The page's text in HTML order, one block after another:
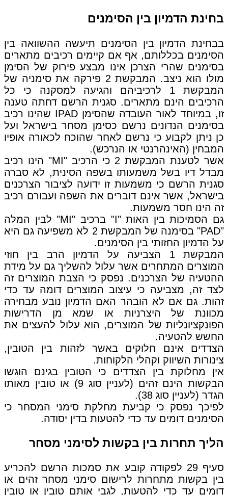
בחינת הדמיון בין הסימנים
בבחינת הדמיון בין הסימנים תיעשה ההשוואה בין
הסימנים בכללותם, אף אם קיימים רכיבים מתארים
בסימנים שהרי הצרכן אינו מבצע פירוק של הסימן
מולו הוא ניצב. המבקשת 2 פירקה את סימניה של
המבקשת 1 לרכיביהם והגיעה למסקנה כי כל
הרכיבים הינם מתארים. סגנית הרשם דחתה טענה
זו, במיוחד לאור העובדה שהסימן IPAD שהינו רכיב
בסימנים הנדונים נרשם כסימן מסחר בישראל ועל
כן ניתן לקבוע כי נרשם לאחר שהוכח לכאורה אופיו
המבחין (האינהרנטי או הנרכש).
אשר לטענת המבקשת 2 כי הרכיב "MI" הינו רכיב
מבדל דיו בשל משמעותו בשפה הסינית, לא סברה
סגנית הרשם כי משמעות זו ידועה לציבור הצרכנים
בישראל, אשר אינם דוברים את השפה ועבורם רכיב
זה הינו חסר משמעות.
גם הסמיכות בין האות "I" ברכיב "MI" לבין המלה
"PAD" בסימנה של המבקשת 2 לא משפיעה גם היא
על הדמיון החזותי בין הסימנים.
המבקשת 1 הצביעה על הדמיון הרב בין חוזי
המוצרים המתחרים אשר עלול להשליך גם על מידת
ההטעיה של הצרכנים. נפסק כי הצבת המוצרים זה
לצד זה, מצביעה כי עיצוב המוצרים דומה עד כדי
זהות. גם אם לא הובהר האם הדמיון נובע מבחירה
מכוונת של היצרניות או שמא מן הדרישות
הפונקציונליות של המוצרים, הוא עלול להעצים את
החשש להטעיה.
הצדדים אינם חלוקים באשר לזהות בין הטובין,
צינורות השיווק וקהלי הלקוחות.
אין מחלוקת בין הצדדים כי הטובין בגינם הוגשו
הבקשות הינם זהים (לעניין סוג 9) או טובין מאותו
הגדר (לעניין סוג 38).
לפיכך נפסק כי קביעת מחלקת סימני המסחר כי
הסימנים דומים עד כדי להטעות בדין יסודה.
הליך תחרות בין בקשות לסימני מסחר
סעיף 29 לפקודה קובע את סמכות הרשם להכריע
בין בקשות מתחרות לרישום סימני מסחר זהים או
דומים עד כדי להטעות, לגבי אותם טובין או טובין